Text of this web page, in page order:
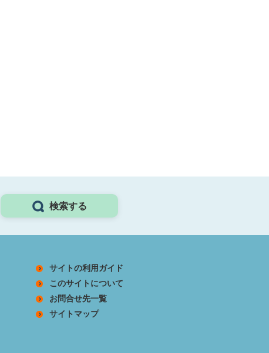
検索する
サイトの利用ガイド
このサイトについて
お問合せ先一覧
サイトマップ